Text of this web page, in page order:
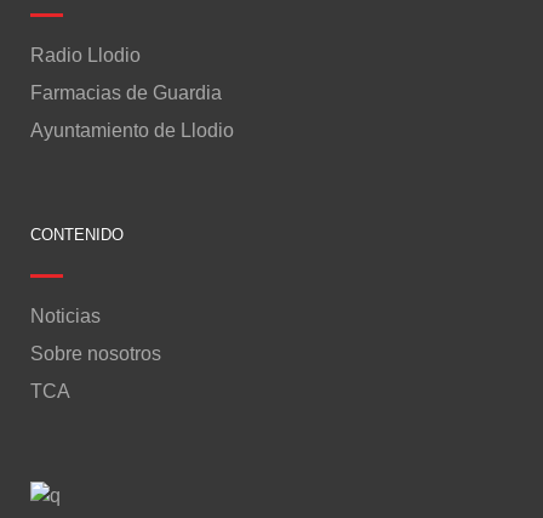
Radio Llodio
Farmacias de Guardia
Ayuntamiento de Llodio
CONTENIDO
Noticias
Sobre nosotros
TCA